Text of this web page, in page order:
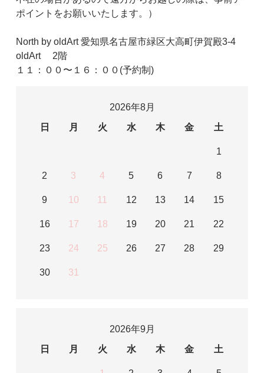
ポイントをお願いいたします。）
North by oldArt 愛知県名古屋市緑区大高町伊賀殿3-4
oldArt 2階
１１：００〜１６：００(予約制)
2026年8月
日
月 火 水 木 金 土
1
2 3 4 5 6 7 8
9 10 11 12 13 14 15
16 17 18 19 20 21 22
23 24 25 26 27 28 29
30 31
2026年9月
日
月 火 水 木 金 土